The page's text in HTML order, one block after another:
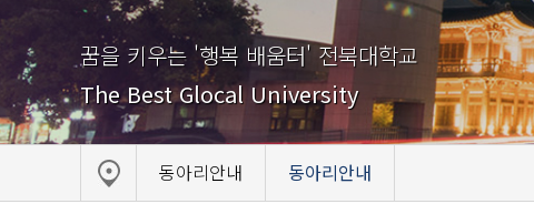
꿈을 키우는 '행복 배움터' 전북대학교
The Best Glocal University
동아리안내 동아리안내